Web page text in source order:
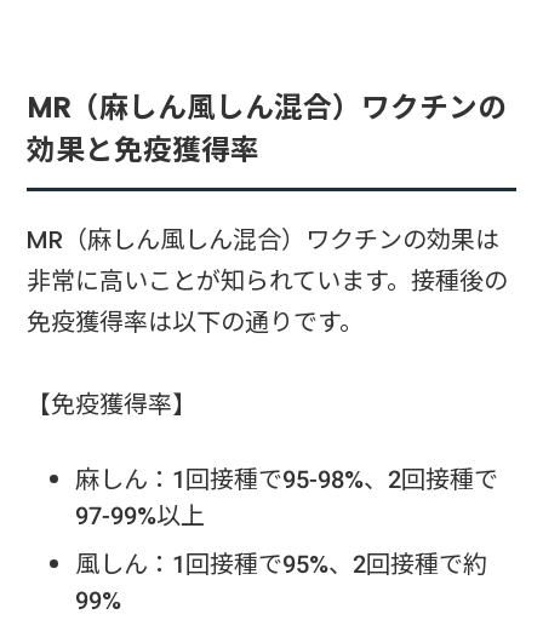
MR（麻しん風しん混合）ワクチンの
効果と免疫獲得率
MR（麻しん風しん混合）ワクチンの効果は
非常に高いことが知られています。接種後の
免疫獲得率は以下の通りです。
【免疫獲得率】
麻しん：1回接種で95-98%、2回接種で
97-99%以上
風しん：1回接種で95%、2回接種で約
99%